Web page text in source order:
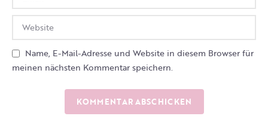
Name, E-Mail-Adresse und Website in diesem Browser für
meinen nächsten Kommentar speichern.